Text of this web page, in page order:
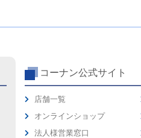
コーナン公式サイト
店舗一覧
オンラインショップ
法人様営業窓口